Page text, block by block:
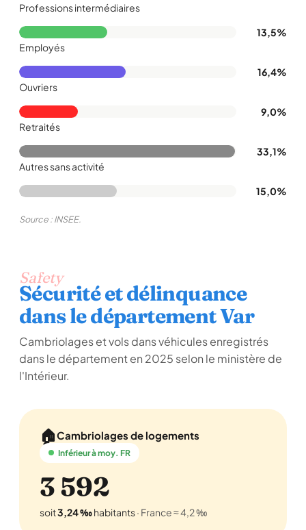
Professions intermédiaires
13,5%
Employés
16,4%
Ouvriers
9,0%
Retraités
33,1%
Autres sans activité
15,0%
Source : INSEE.
Safety
Sécurité et délinquance
dans le département Var
Cambriolages et vols dans véhicules enregistrés
dans le département en 2025 selon le ministère de
l'Intérieur.
🏠Cambriolages de logements
Inférieur à moy. FR
3 592
soit3,24 ‰habitants· France ≈ 4,2 ‰